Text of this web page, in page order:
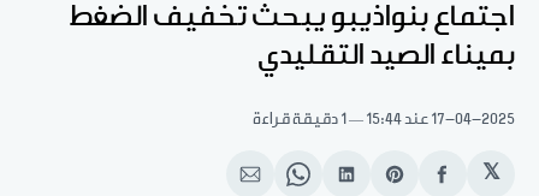
اجتماع بنواذيبو يبحث تخفيف الضغط
بميناء الصيد التقليدي
17-04-2025 عند 15:44 1 دقيقة قراءة
𝕏
انشر
Shareانشر
Shareانشر